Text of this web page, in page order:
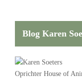
Blog Karen
Oprichter House of